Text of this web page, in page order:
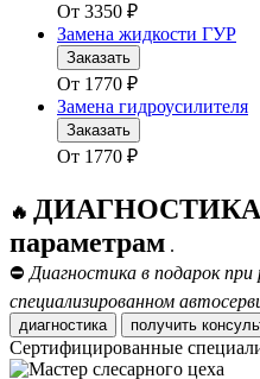
От 3350 ₽
Замена жидкости ГУР
Заказать
От 1770 ₽
Замена гидроусилителя
Заказать
От 1770 ₽
🔥 ДИАГНОСТИКА
параметрам .
⛔ Диагностика в подарок
специализированном
диагностика получить
Сертифицированные